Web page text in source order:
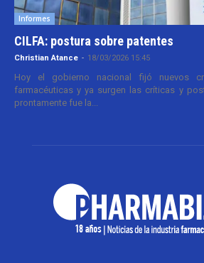
Informes
CILFA: postura sobre patentes
Christian Atance - 18/03/2026 15:45
Hoy el gobierno nacional fijó nuevos
farmacéuticas y ya surgen las críticas y
prontamente fue la...